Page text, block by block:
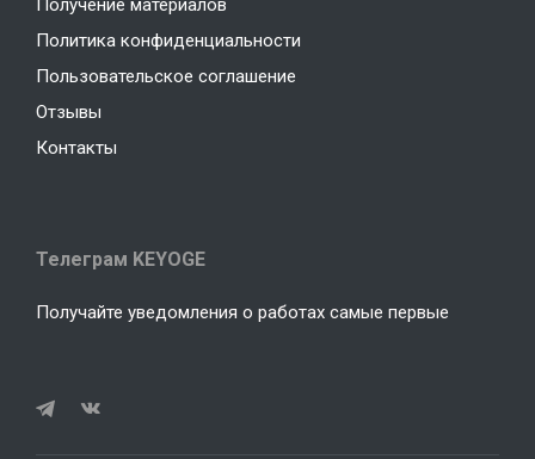
Получение материалов
Политика конфиденциальности
Пользовательское соглашение
Отзывы
Контакты
Телеграм KEYOGE
Получайте уведомления о работах самые первые